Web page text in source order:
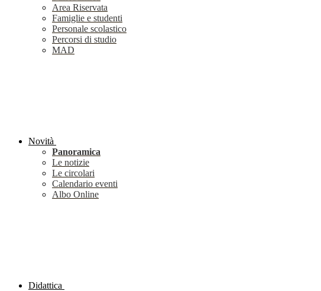
Area Riservata
Famiglie e studenti
Personale scolastico
Percorsi di studio
MAD
Novità
Panoramica
Le notizie
Le circolari
Calendario eventi
Albo Online
Didattica